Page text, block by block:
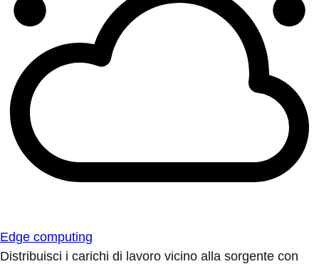
Edge computing
Distribuisci i carichi di lavoro vicino alla sorgente con